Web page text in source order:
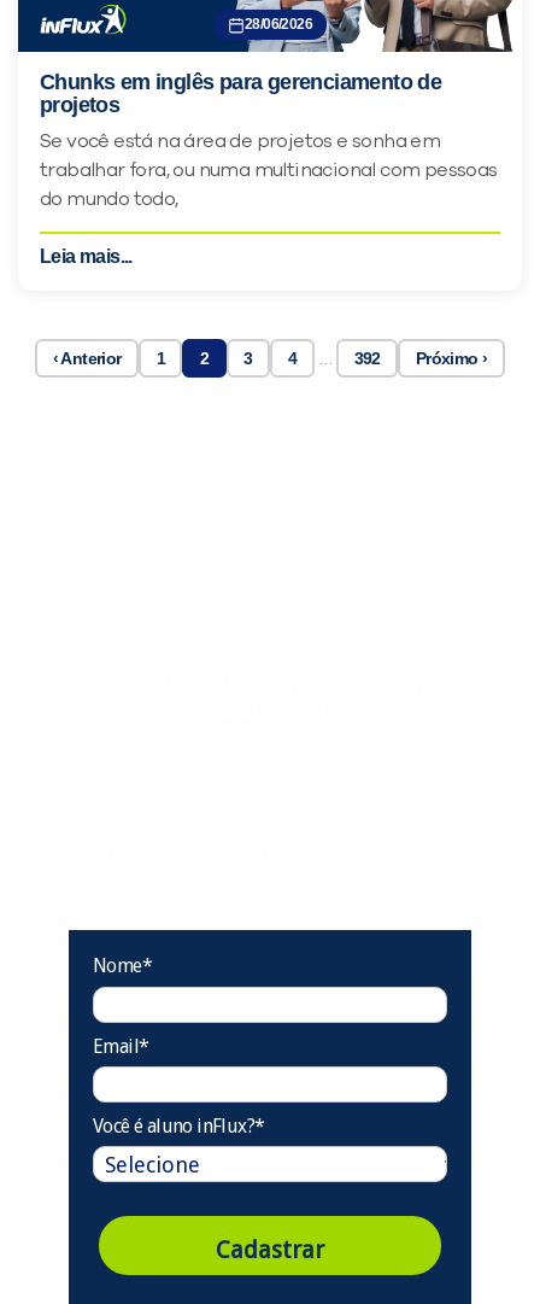
28/06/2026
Chunks em inglês para gerenciamento de
projetos
Se você está na área de projetos e sonha em
trabalhar fora, ou numa multinacional com pessoas
do mundo todo,
Leia mais...
‹ Anterior 1 2 3 4 392 Próximo ›
Nome*
Email*
Você é aluno inFlux?*
Cadastrar